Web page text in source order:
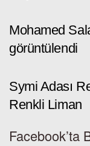
Mohamed
görüntülendi
Symi Adası
Renkli Liman
Facebook’ta